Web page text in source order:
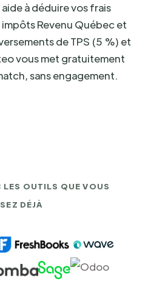
à déduire vos frais
Revenu Québec et
de TPS (5 %) et
vous met gratuitement
sans engagement.
LES OUTILS QUE VOUS
DÉJÀ